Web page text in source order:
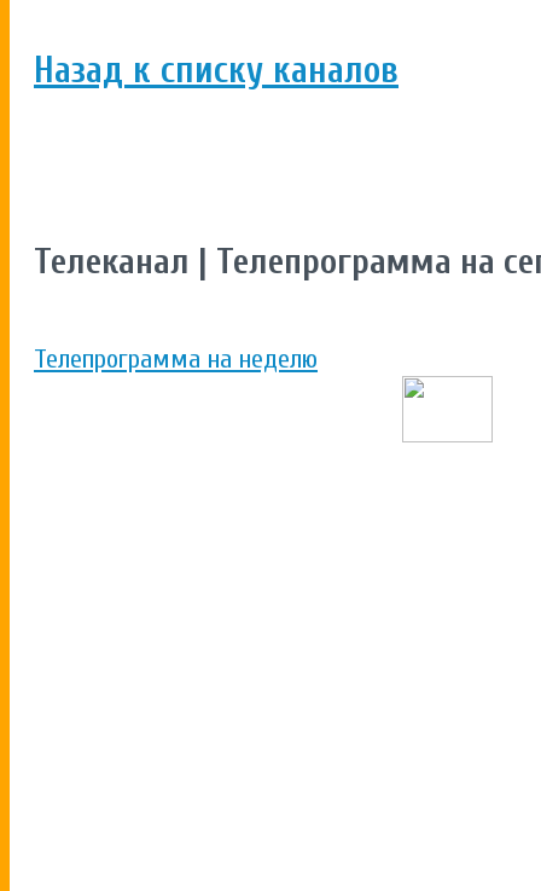
Назад к списку каналов
Телеканал | Телепрограмма на
Телепрограмма на неделю